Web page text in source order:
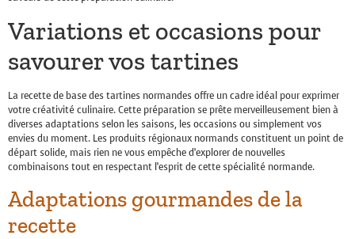
Variations et occasions pour
savourer vos tartines
La recette de base des tartines normandes offre un cadre idéal pour exprimer
votre créativité culinaire. Cette préparation se prête merveilleusement bien à
diverses adaptations selon les saisons, les occasions ou simplement vos
envies du moment. Les produits régionaux normands constituent un point de
départ solide, mais rien ne vous empêche d’explorer de nouvelles
combinaisons tout en respectant l’esprit de cette spécialité normande.
Adaptations gourmandes de la
recette